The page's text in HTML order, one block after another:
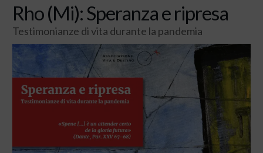
Rho (Mi): Speranza e ripresa
Testimonianze di vita durante la pandemia